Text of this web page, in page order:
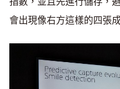
會出現像右方這樣的四張